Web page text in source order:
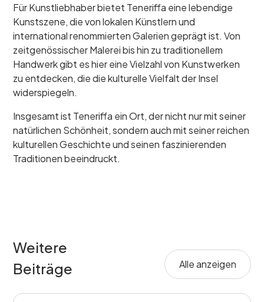
Für Kunstliebhaber bietet Teneriffa eine lebendige
Kunstszene, die von lokalen Künstlern und
international renommierten Galerien geprägt ist. Von
zeitgenössischer Malerei bis hin zu traditionellem
Handwerk gibt es hier eine Vielzahl von Kunstwerken
zu entdecken, die die kulturelle Vielfalt der Insel
widerspiegeln.
Insgesamt ist Teneriffa ein Ort, der nicht nur mit seiner
natürlichen Schönheit, sondern auch mit seiner reichen
kulturellen Geschichte und seinen faszinierenden
Traditionen beeindruckt.
Weitere
Beiträge
Alle anzeigen